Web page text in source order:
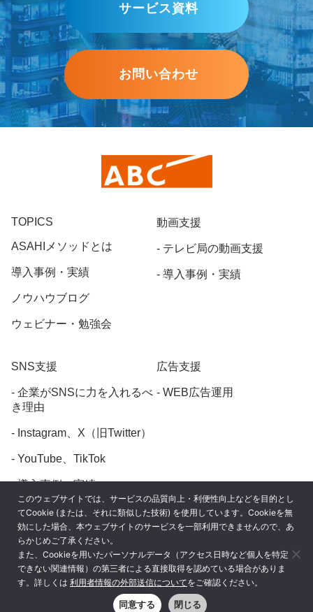
サービス資料
お問い合わせ
TOPICS
ASAHIメソッドとは
導入事例・実績
ノウハウブログ
ウェビナー・勉強会
SNS支援
企業がSNSに力を入れるべ
き理由
Instagram、X（旧Twitter）
YouTube、TikTok
導入事例・実績
動画支援
テレビ局の動画支援
導入事例・実績
広告支援
WEB広告運用
プライバシーポリシー
利用者情報の外部送信について
このウェブサイトでは、サービスの品質向上・利便性向上などを目的とし
てCookie (または、それに類似した技術) を使用しています。Cookieを無
効にした場合、本ウェブサイトのサービスを一部利用できませんので、あ
らかじめご了承ください。
また、Cookieを用いたパーソナルデータ（アクセス日時など個人を特定
できない関連情報）の第三者による直接取得を認めている場合がありま
す。詳しくは 利用者情報の外部送信についてをご確認ください。
同意する 閉じる